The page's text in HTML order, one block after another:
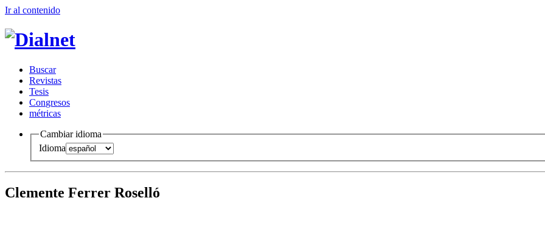
Ir al contenido
Buscar
Revistas
Tesis
Congresos
métricas
Cambiar idioma
Idioma
Clemente Ferrer Roselló